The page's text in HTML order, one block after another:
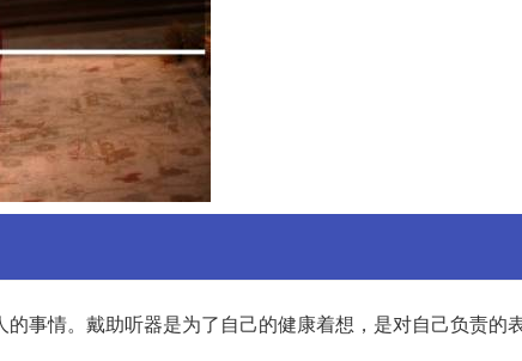
事情。戴助听器是为了自己的健康着想，是对自己负责的